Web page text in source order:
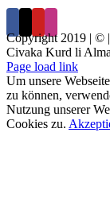
Copyright 2019 | ©
Civaka Kurd li
Page load link
Um unsere
zu können,
Nutzung unserer
Cookies zu.